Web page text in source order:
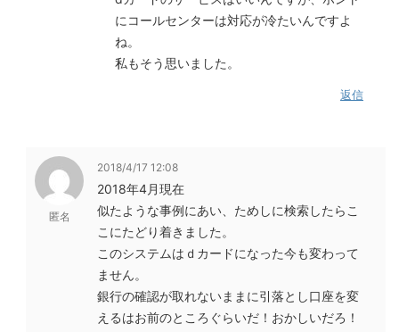
にコールセンターは対応が冷たいんですよ
ね。
私もそう思いました。
返信
匿名
2018/4/17 12:08
2018年4月現在
似たような事例にあい、ためしに検索したらこ
こにたどり着きました。
このシステムはｄカードになった今も変わって
ません。
銀行の確認が取れないままに引落とし口座を変
えるはお前のところぐらいだ！おかしいだろ！